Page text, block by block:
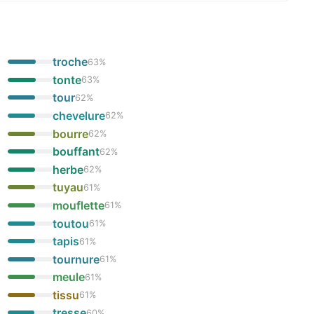
troche63%
tonte63%
tour62%
chevelure62%
bourre62%
bouffant62%
herbe62%
tuyau61 %
mouflette61 %
toutou61 %
tapis61%
tournure61 %
meule61 %
tissu61 %